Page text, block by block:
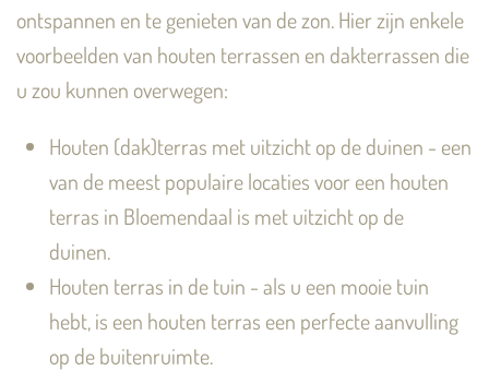
ontspannen en te genieten van de zon. Hier zijn enkele
voorbeelden van houten terrassen en dakterrassen die
u zou kunnen overwegen:
Houten (dak)terras met uitzicht op de duinen - een
van de meest populaire locaties voor een houten
terras in Bloemendaal is met uitzicht op de
duinen.
Houten terras in de tuin - als u een mooie tuin
hebt, is een houten terras een perfecte aanvulling
op de buitenruimte.